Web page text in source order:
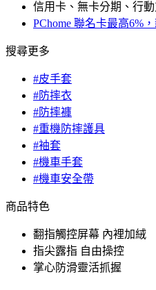
信用卡、無卡分期、行
PChome 聯名卡最高6%
搜尋更多
#皮手套
#防摔衣
#防摔褲
#重機防摔護具
#袖套
#機車手套
#機車安全帶
商品特色
翻指觸控屏幕 內裡加絨
指尖露指 自由操控
掌心防滑靈活抓握